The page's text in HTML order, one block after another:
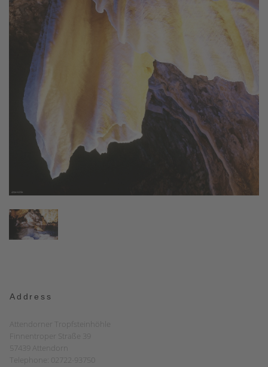
Address
Attendorner Tropfsteinhöhle
Finnentroper Straße 39
57439 Attendorn
Telephone: 02722-93750